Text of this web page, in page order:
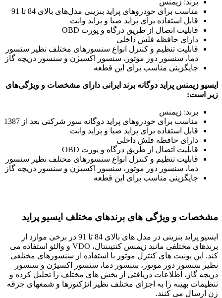
مناسب برای خودروهای پراید بنزینی مدل‌های بالای 84 تا 91
قابل استفاده برای پراید صبا و پراید وانت
قابلیت اتصال از طریق درگاه و پورت OBD
دارای حافظه فلش داخلی
قابلیت تنظیم و کنترل انواع سنسورهای مختلف نظیر سنسور
دما، سنسور دور موتور، سنسور اکسیژن و سنسور دریچه گاز
جایگزینی مناسب برای این قطعه
ایسیو زیمنس پراید دوگانه برند ایرانی دارای مشخصات و ویژگی‌های
زیر است:
برند: زیمنس
مناسب برای خودروهای پراید دوگانه سوز شرکتی بعد از 1387
قابل استفاده برای پراید صبا و پراید وانت
دارای حافظه فلش داخلی
قابلیت اتصال از طریق درگاه و پورت OBD
قابلیت تنظیم و کنترل انواع سنسورهای مختلف نظیر سنسور
دما، سنسور دور موتور، سنسور اکسیژن و سنسور دریچه گاز
جایگزینی مناسب برای این قطعه
مشخصات و ویژگی های برندهای مختلف ایسیو پراید
ایسیو پراید بنزینی در مدل های بالای 84 تا 91 در برخی موارد از
برندهای مختلفی مانند زیمنس کنتیننتال، VDO و والئو استفاده می
کند. این یونیت های کنترل موتور با استفاده از سنسورهای مختلفی
نظیر سنسور دور موتور، سنسور دما، سنسور اکسیژن و سنسور
دریچه گاز، اطلاعات دریافتی از بخش های مختلف را تحلیل کرده و
تنظیمات بهینه را به اجزای مختلف نظیر انژکتورها و شمعهای جرقه
زن ارسال می کنند.